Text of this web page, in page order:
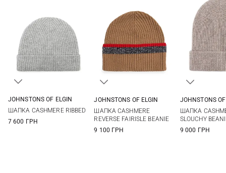
JOHNSTONS OF ELGIN
ШАПКА CASHMERE RIBBED
7 600 ГРН
JOHNSTONS OF ELGIN
ШАПКА CASHMERE
REVERSE FAIRISLE BEANIE
9 100 ГРН
JOHNSTONS
ШАПКА
SLOUCHY
9 000 ГРН